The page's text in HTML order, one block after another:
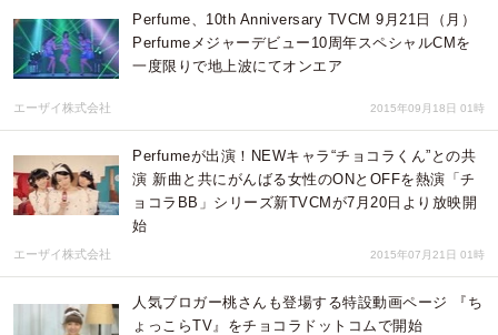
Perfume、10th Anniversary TVCM 9月21日（月）
Perfumeメジャーデビュー10周年スペシャルCMを
一度限りで地上波にてオンエア
エーザイ株式会社 2015年09月18日 01時
Perfumeが出演！NEWキャラ“チョコラくん”との共
演 新曲と共にがんばる女性のONとOFFを熱演「チ
ョコラBB」シリーズ新TVCMが7月20日より放映開
始
エーザイ株式会社 2015年07月21日 01時
人気ブロガー桃さんも登場する特設動画ページ 『ち
ょっこらTV』をチョコラドットコムで開始